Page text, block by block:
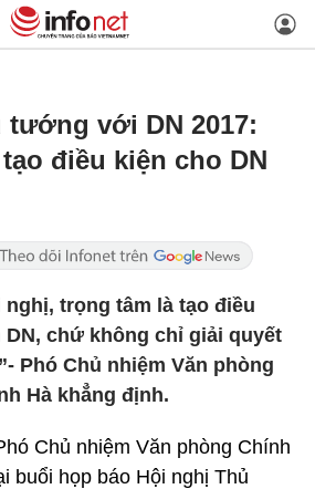
với DN 2017:
điều kiện cho DN
trọng tâm là tạo điều
DN, chứ không chỉ giải quyết
Phó Chủ nhiệm Văn phòng
Hà khẳng định.
Chủ nhiệm Văn phòng Chính
buổi họp báo Hội nghị Thủ